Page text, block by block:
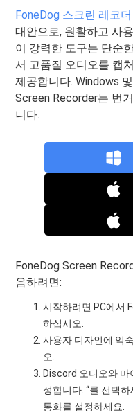
FoneDog 스크린 레코더
대안으로, 원활하고 사
이 강력한 도구는 단순
서 고품질 오디오를 캡
제공합니다. Windows
Screen Recorder는 번
니다.
FoneDog Screen
음하려면:
시작하려면 PC에서
하십시오.
사용자 디자인에 익
오.
Discord 오디오와
성합니다. “를 선택하
통화를 설정하세요.